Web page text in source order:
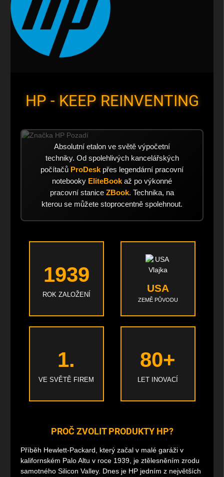
HP - KEEP REINVENTING
Absolutní etalon ve světě výpočetní
techniky. Od spolehlivých kancelářských
počítačů ProDesk přes legendární pracovní
notebooky EliteBook až po výkonné
pracovní stanice ZBook. Technika, na
kterou se můžete stoprocentně spolehnout.
1939
ROK ZALOŽENÍ
USA
ZEMĚ PŮVODU
1.
VE SVĚTĚ FIREM
80+
LET INOVACÍ
PROČ ZVOLIT PRODUKTY HP?
Příběh Hewlett-Packard, který začal v malé garáži v
kalifornském Palo Altu v roce 1939, je ztělesněním zrodu
samotného Silicon Valley. Dnes je HP jedním z největších